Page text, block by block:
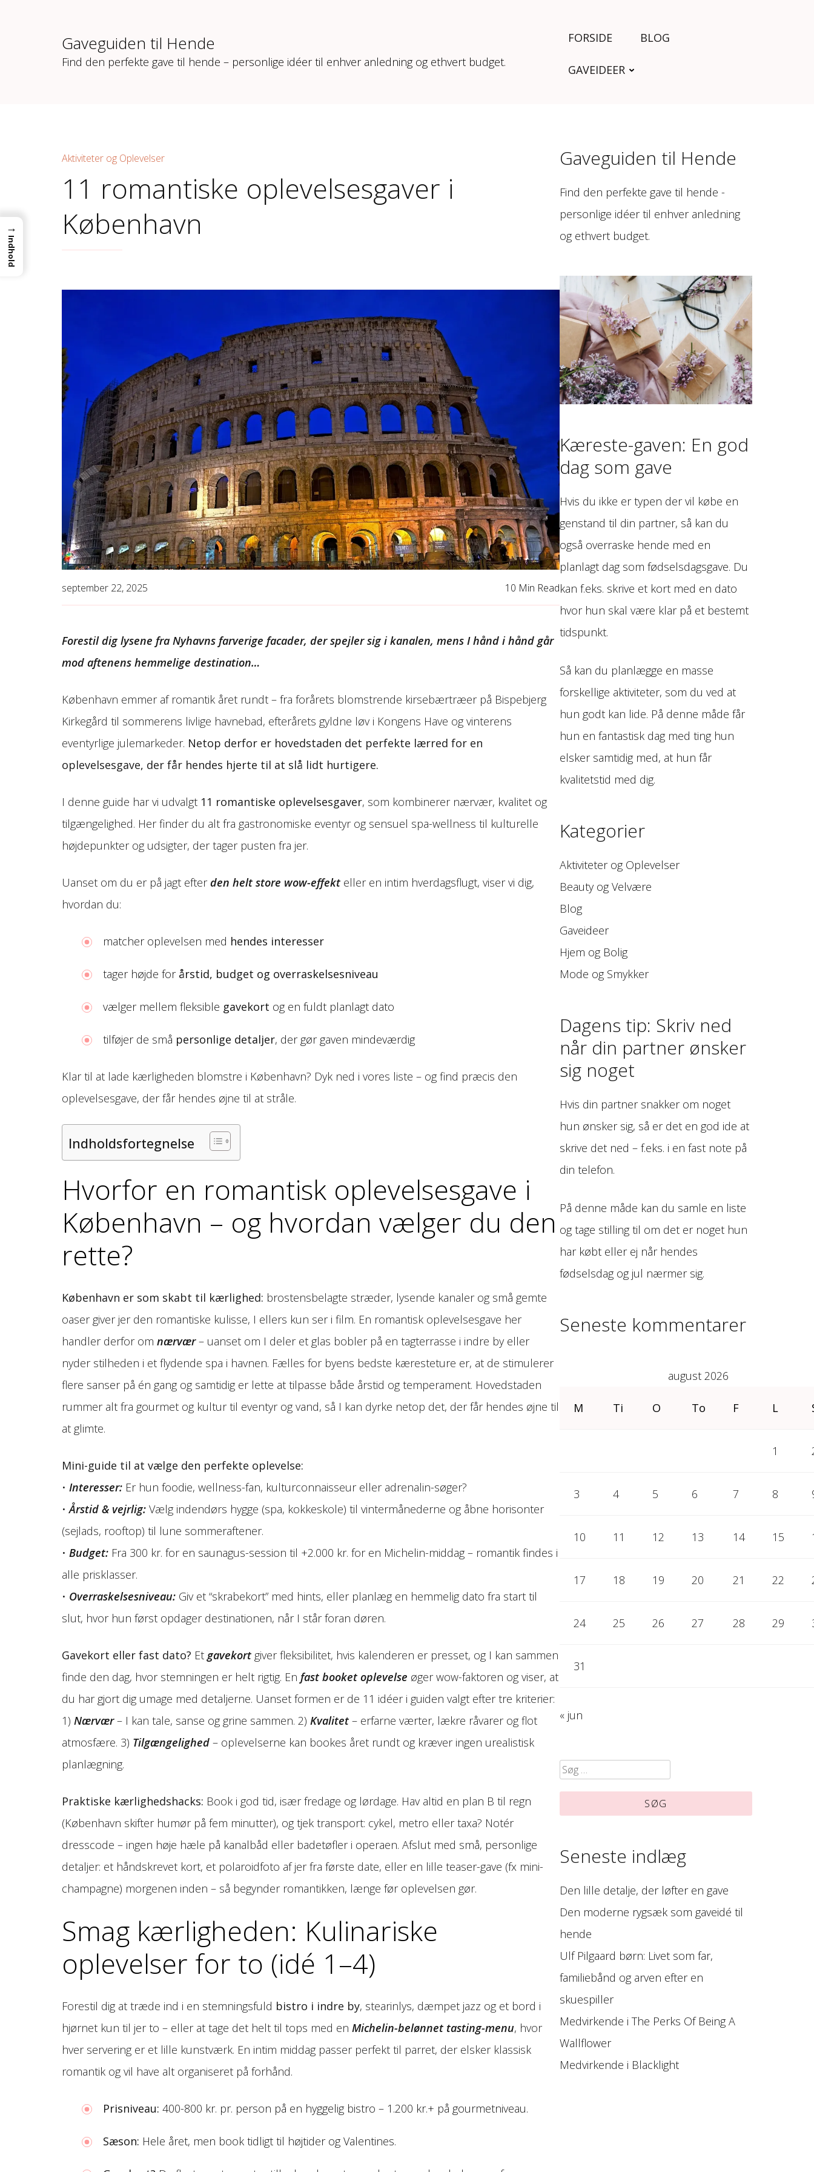
Gaveguiden til Hende
Find den perfekte gave til hende – personlige idéer til enhver anledning og ethvert budget.
FORSIDE BLOG
GAVEIDEER
Aktiviteter og Oplevelser
11 romantiske oplevelsesgaver i
København
september 22, 2025 10 Min Read
Forestil dig lysene fra Nyhavns farverige facader, der spejler sig i kanalen, mens I hånd i hånd går
mod aftenens hemmelige destination…
København emmer af romantik året rundt – fra forårets blomstrende kirsebærtræer på Bispebjerg
Kirkegård til sommerens livlige havnebad, efterårets gyldne løv i Kongens Have og vinterens
eventyrlige julemarkeder. Netop derfor er hovedstaden det perfekte lærred for en
oplevelsesgave, der får hendes hjerte til at slå lidt hurtigere.
I denne guide har vi udvalgt 11 romantiske oplevelsesgaver, som kombinerer nærvær, kvalitet og
tilgængelighed. Her finder du alt fra gastronomiske eventyr og sensuel spa-wellness til kulturelle
højdepunkter og udsigter, der tager pusten fra jer.
Uanset om du er på jagt efterden helt store wow-effekt eller en intim hverdagsflugt, viser vi dig,
hvordan du:
matcher oplevelsen med hendes interesser
tager højde for årstid, budget og overraskelsesniveau
vælger mellem fleksible gavekort og en fuldt planlagt dato
tilføjer de små personlige detaljer, der gør gaven mindeværdig
Klar til at lade kærligheden blomstre i København? Dyk ned i vores liste – og find præcis den
oplevelsesgave, der får hendes øjne til at stråle.
Indholdsfortegnelse
Hvorfor en romantisk oplevelsesgave i
København – og hvordan vælger du den
rette?
København er som skabt til kærlighed: brostensbelagte stræder, lysende kanaler og små gemte
oaser giver jer den romantiske kulisse, I ellers kun ser i film. En romantisk oplevelsesgave her
handler derfor om nærvær– uanset om I deler et glas bobler på en tagterrasse i indre by eller
nyder stilheden i et flydende spa i havnen. Fælles for byens bedste kæresteture er, at de stimulerer
flere sanser på én gang og samtidig er lette at tilpasse både årstid og temperament. Hovedstaden
rummer alt fra gourmet og kultur til eventyr og vand, så I kan dyrke netop det, der får hendes øjne til
at glimte.
Mini-guide til at vælge den perfekte oplevelse:
• Interesser: Er hun foodie, wellness-fan, kulturconnaisseur eller adrenalin-søger?
•Årstid & vejrlig: Vælg indendørs hygge (spa, kokkeskole) til vintermånederne og åbne horisonter
(sejlads, rooftop) til lune sommeraftener.
• Budget: Fra 300 kr. for en saunagus-session til +2.000 kr. for en Michelin-middag – romantik findes i
alle prisklasser.
• Overraskelsesniveau: Giv et “skrabekort” med hints, eller planlæg en hemmelig dato fra start til
slut, hvor hun først opdager destinationen, når I står foran døren.
Gavekort eller fast dato? Et gavekort giver fleksibilitet, hvis kalenderen er presset, og I kan sammen
finde den dag, hvor stemningen er helt rigtig. En fast booket oplevelse øger wow-faktoren og viser, at
du har gjort dig umage med detaljerne. Uanset formen er de 11 idéer i guiden valgt efter tre kriterier:
1) Nærvær– I kan tale, sanse og grine sammen. 2) Kvalitet – erfarne værter, lækre råvarer og flot
atmosfære. 3) Tilgængelighed – oplevelserne kan bookes året rundt og kræver ingen urealistisk
planlægning.
Praktiske kærlighedshacks: Book i god tid, især fredage og lørdage. Hav altid en plan B til regn
(København skifter humør på fem minutter), og tjek transport: cykel, metro eller taxa? Notér
dresscode – ingen høje hæle på kanalbåd eller badetøfler i operaen. Afslut med små, personlige
detaljer: et håndskrevet kort, et polaroidfoto af jer fra første date, eller en lille teaser-gave (fx mini-
champagne) morgenen inden – så begynder romantikken, længe før oplevelsen gør.
Smag kærligheden: Kulinariske
oplevelser for to (idé 1–4)
Forestil dig at træde ind i en stemningsfuld bistro i indre by, stearinlys, dæmpet jazz og et bord i
hjørnet kun til jer to – eller at tage det helt til tops med en Michelin-belønnet tasting-menu, hvor
hver servering er et lille kunstværk. En intim middag passer perfekt til parret, der elsker klassisk
romantik og vil have alt organiseret på forhånd.
Prisniveau: 400-800 kr. pr. person på en hyggelig bistro – 1.200 kr.+ på gourmetniveau.
Sæson: Hele året, men book tidligt til højtider og Valentines.
Gaveguiden til Hende
Find den perfekte gave til hende -
personlige idéer til enhver anledning
og ethvert budget.
Kæreste-gaven: En god
dag som gave
Hvis du ikke er typen der vil købe en
genstand til din partner, så kan du
også overraske hende med en
planlagt dag som fødselsdagsgave. Du
kan f.eks. skrive et kort med en dato
hvor hun skal være klar på et bestemt
tidspunkt.
Så kan du planlægge en masse
forskellige aktiviteter, som du ved at
hun godt kan lide. På denne måde får
hun en fantastisk dag med ting hun
elsker samtidig med, at hun får
kvalitetstid med dig.
Kategorier
Aktiviteter og Oplevelser
Beauty og Velvære
Blog
Gaveideer
Hjem og Bolig
Mode og Smykker
Dagens tip: Skriv ned
når din partner ønsker
sig noget
Hvis din partner snakker om noget
hun ønsker sig, så er det en god ide at
skrive det ned – f.eks. i en fast note på
din telefon.
På denne måde kan du samle en liste
og tage stilling til om det er noget hun
har købt eller ej når hendes
fødselsdag og jul nærmer sig.
Seneste kommentarer
august 2026
M Ti O To F L
1
3 4 5 6 7 8
10 11 12 13 14 15
17 18 19 20 21 22
24 25 26 27 28 29
31
« jun
Søg
efter:
Seneste indlæg
Den lille detalje, der løfter en gave
Den moderne rygsæk som gaveidé til
hende
Ulf Pilgaard børn: Livet som far,
familiebånd og arven efter en
skuespiller
Medvirkende i The Perks Of Being A
Wallflower
Medvirkende i Blacklight
→
Indhold